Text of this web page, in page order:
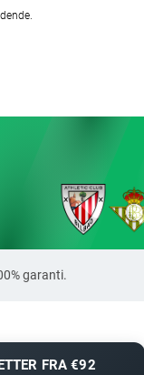
garanti.
FRA €92